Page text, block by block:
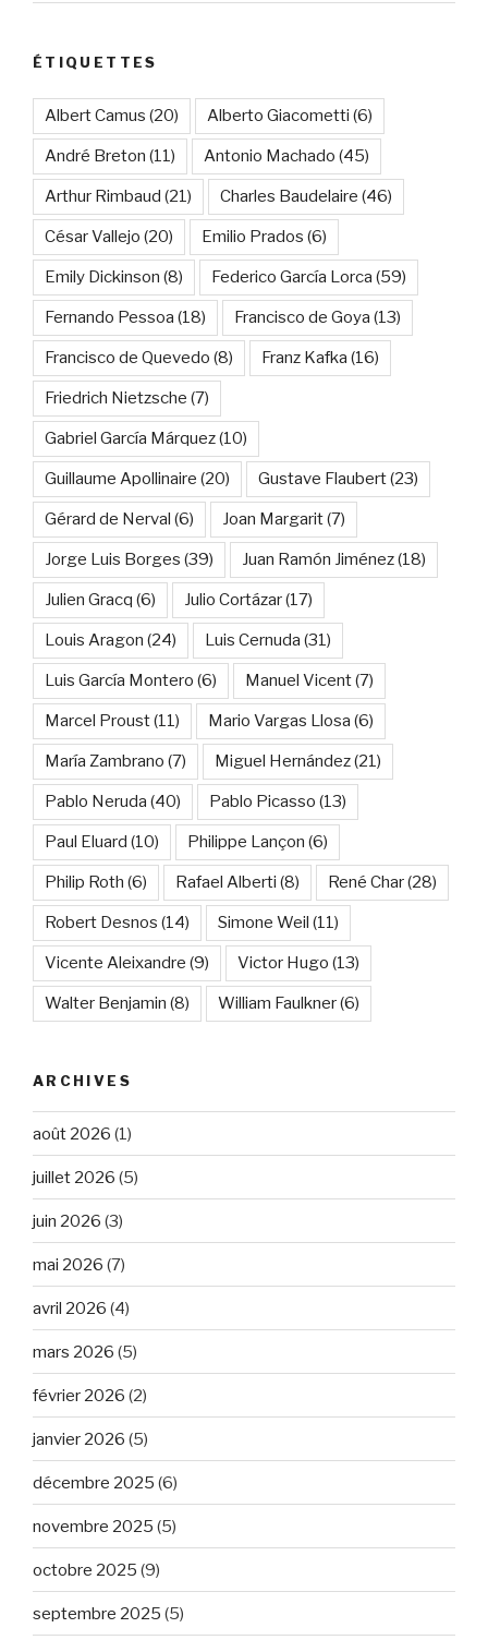
ÉTIQUETTES
Albert Camus (20) Alberto Giacometti (6)
André Breton (11) Antonio Machado (45)
Arthur Rimbaud (21) Charles Baudelaire (46)
César Vallejo (20) Emilio Prados (6)
Emily Dickinson (8) Federico García Lorca (59)
Fernando Pessoa (18) Francisco de Goya (13)
Francisco de Quevedo (8) Franz Kafka (16)
Friedrich Nietzsche (7)
Gabriel García Márquez(10)
Guillaume Apollinaire (20) Gustave Flaubert(23)
Gérard de Nerval (6) Joan Margarit(7)
Jorge Luis Borges (39) Juan Ramón Jiménez(18)
Julien Gracq (6) Julio Cortázar(17)
Louis Aragon (24) Luis Cernuda (31)
Luis García Montero (6) Manuel Vicent(7)
Marcel Proust(11) Mario Vargas Llosa (6)
María Zambrano (7) Miguel Hernández(21)
Pablo Neruda (40) Pablo Picasso (13)
Paul Eluard (10) Philippe Lançon (6)
Philip Roth (6) Rafael Alberti (8) René Char(28)
Robert Desnos (14) Simone Weil (11)
Vicente Aleixandre (9) Victor Hugo (13)
Walter Benjamin (8) William Faulkner(6)
ARCHIVES
août 2026 (1)
juillet 2026 (5)
juin 2026 (3)
mai 2026 (7)
avril 2026 (4)
mars 2026 (5)
février 2026 (2)
janvier 2026 (5)
décembre 2025 (6)
novembre 2025 (5)
octobre 2025 (9)
septembre 2025 (5)